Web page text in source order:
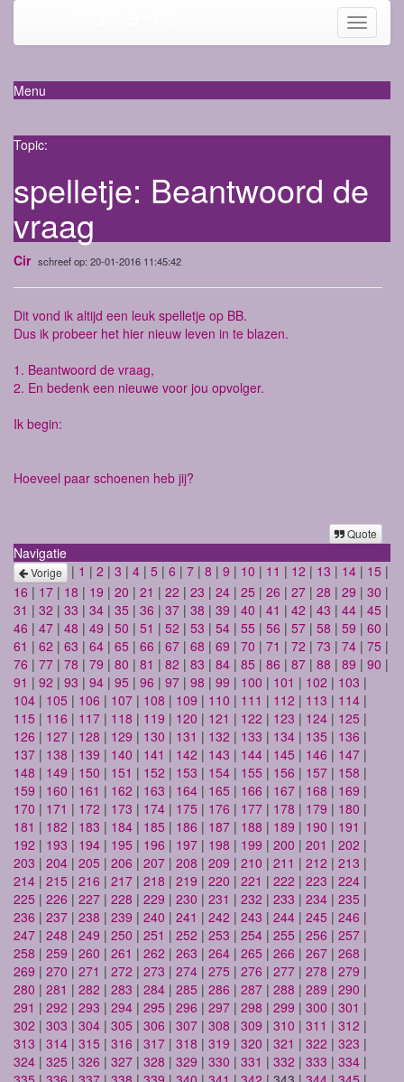
Toggle
Menu
Topic:
spelletje: Beantwoord de
vraag
Cir schreef op: 20-01-2016 11:45:42
Dit vond ik altijd een leuk spelletje op BB.
Dus ik probeer het hier nieuw leven in te blazen.
1. Beantwoord de vraag,
2. En bedenk een nieuwe voor jou opvolger.
Ik begin:
Hoeveel paar schoenen heb jij?
Quote
Navigatie
Vorige | 1 | 2 | 3 | 4 | 5 | 6 | 7 | 8 | 9 | 10 | 11 | 12 | 13 | 14 | 15 |
16 | 17 | 18 | 19 | 20 | 21 | 22 | 23 | 24 | 25 | 26 | 27 | 28 | 29 | 30 |
31 | 32 | 33 | 34 | 35 | 36 | 37 | 38 | 39 | 40 | 41 | 42 | 43 | 44 | 45 |
46 | 47 | 48 | 49 | 50 | 51 | 52 | 53 | 54 | 55 | 56 | 57 | 58 | 59 | 60 |
61 | 62 | 63 | 64 | 65 | 66 | 67 | 68 | 69 | 70 | 71 | 72 | 73 | 74 | 75 |
76 | 77 | 78 | 79 | 80 | 81 | 82 | 83 | 84 | 85 | 86 | 87 | 88 | 89 | 90 |
91 | 92 | 93 | 94 | 95 | 96 | 97 | 98 | 99 | 100 | 101 | 102 | 103 |
104 | 105 | 106 | 107 | 108 | 109 | 110 | 111 | 112 | 113 | 114 |
115 | 116 | 117 | 118 | 119 | 120 | 121 | 122 | 123 | 124 | 125 |
126 | 127 | 128 | 129 | 130 | 131 | 132 | 133 | 134 | 135 | 136 |
137 | 138 | 139 | 140 | 141 | 142 | 143 | 144 | 145 | 146 | 147 |
148 | 149 | 150 | 151 | 152 | 153 | 154 | 155 | 156 | 157 | 158 |
159 | 160 | 161 | 162 | 163 | 164 | 165 | 166 | 167 | 168 | 169 |
170 | 171 | 172 | 173 | 174 | 175 | 176 | 177 | 178 | 179 | 180 |
181 | 182 | 183 | 184 | 185 | 186 | 187 | 188 | 189 | 190 | 191 |
192 | 193 | 194 | 195 | 196 | 197 | 198 | 199 | 200 | 201 | 202 |
203 | 204 | 205 | 206 | 207 | 208 | 209 | 210 | 211 | 212 | 213 |
214 | 215 | 216 | 217 | 218 | 219 | 220 | 221 | 222 | 223 | 224 |
225 | 226 | 227 | 228 | 229 | 230 | 231 | 232 | 233 | 234 | 235 |
236 | 237 | 238 | 239 | 240 | 241 | 242 | 243 | 244 | 245 | 246 |
247 | 248 | 249 | 250 | 251 | 252 | 253 | 254 | 255 | 256 | 257 |
258 | 259 | 260 | 261 | 262 | 263 | 264 | 265 | 266 | 267 | 268 |
269 | 270 | 271 | 272 | 273 | 274 | 275 | 276 | 277 | 278 | 279 |
280 | 281 | 282 | 283 | 284 | 285 | 286 | 287 | 288 | 289 | 290 |
291 | 292 | 293 | 294 | 295 | 296 | 297 | 298 | 299 | 300 | 301 |
302 | 303 | 304 | 305 | 306 | 307 | 308 | 309 | 310 | 311 | 312 |
313 | 314 | 315 | 316 | 317 | 318 | 319 | 320 | 321 | 322 | 323 |
324 | 325 | 326 | 327 | 328 | 329 | 330 | 331 | 332 | 333 | 334 |